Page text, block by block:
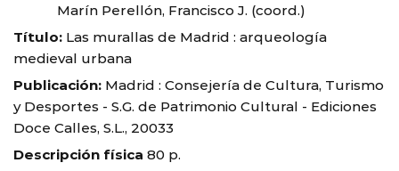
Marín Perellón, Francisco J. (coord.)
Título: Las murallas de Madrid : arqueología
medieval urbana
Publicación: Madrid : Consejería de Cultura, Turismo
y Desportes - S.G. de Patrimonio Cultural - Ediciones
Doce Calles, S.L., 20033
Descripción física 80 p.